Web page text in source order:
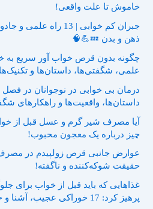
خاموش تا علت واقعی!
جبران کم خوابی | 13 راه
ذهن و بدن 💤💪🧠
علمی، شگفتی‌ها، داستان‌ها و تکنیک‌ها
داستان‌ها، واقعیت‌ها و راهکارهای
آیا مصرف شیر گرم و عسل قبل از
چیز درباره یک معجون محبوب!
حقیقت شوکه‌کننده و ناگفته!
غذاهایی که باید قبل از خواب برای
پرهیز کرد: 17 خوراکی عجیب، آشنا و خطرناک!